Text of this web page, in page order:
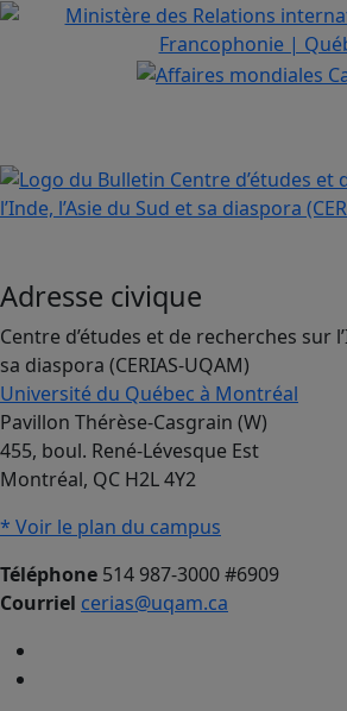
Adresse civique
Centre d’études et de recherches sur
sa diaspora (CERIAS-UQAM)
Université du Québec à Montréal
Pavillon Thérèse-Casgrain (W)
455, boul. René-Lévesque Est
Montréal, QC H2L 4Y2
* Voir le plan du campus
Téléphone 514 987-3000 #6909
Courriel cerias@uqam.ca